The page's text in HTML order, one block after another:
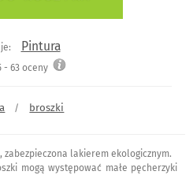
Pintura
- 63oceny
/ broszki
zabezpieczona lakierem ekologicznym.
mogą występować małe pęcherzyki